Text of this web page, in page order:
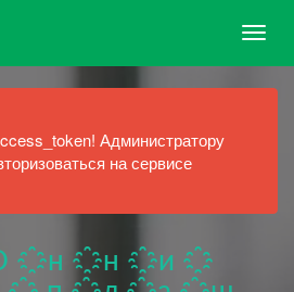
Администратору
на сервисе
҈н ҈н ҈и ҈